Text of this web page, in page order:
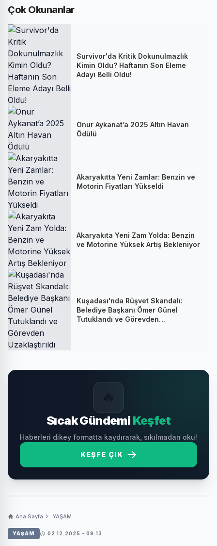
Çok Okunanlar
Survivor'da Kritik Dokunulmazlık
Kimin Oldu? Haftanın Son Eleme
Adayı Belli Oldu!
Onur Aykanat’a 2025 Altın Havan
Ödülü
Akaryakıtta Yeni Zamlar: Benzin ve
Motorin Fiyatları Yükseldi
Akaryakıta Yeni Zam Yolda: Benzin
ve Motorine Yüksek Artış Bekleniyor
Kuşadası'nda Rüşvet Skandalı:
Belediye Başkanı Ömer Günel
Tutuklandı ve Görevden
Sıcak Gündemi Keşfet
Haberleri dikey formatta kaydırarak, sıkılmadan oku!
KEŞFE ÇIK
Ana Sayfa YAŞAM
YAŞAM 02.12.2025 - 09:13